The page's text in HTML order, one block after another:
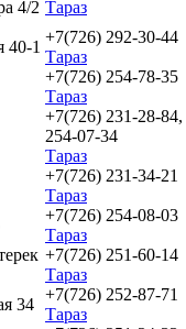
4/2 Тараз
40-1
+7(726) 292-30-44
Тараз
+7(726) 254-78-35
Тараз
+7(726) 231-28-
254-07-34
Тараз
+7(726) 231-34-21
Тараз
+7(726) 254-08-03
Тараз
+7(726) 251-60-14
Тараз
34
+7(726) 252-87-71
Тараз